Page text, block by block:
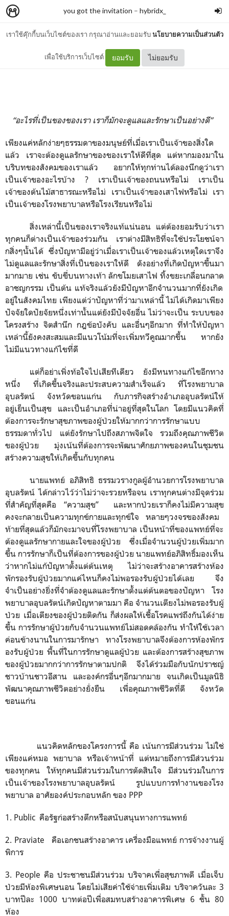
เราใช้คุ๊กกี้บนเว็บไซต์ของเรา กรุณาอ่านและยอมรับนโยบายความเป็นส่วนตัว
เพื่อใช้บริการเว็บไซต์ ยอมรับ ไม่ยอมรับ
you got the invitation – hybridx_
ฉันเป็นเจ้าของโรงพยาบาล
“อะไรที่เป็นของของเรา เราก็มักจะดูแลและรักษาเป็นอย่างดี”
เพียงแค่หลักง่ายๆธรรมดาของมนุษย์ที่เมื่อเราเป็นเจ้าของสิ่งใด
แล้ว
เราจะต้องดูแลรักษาของของเราให้ดีที่สุด
แต่หากมองมาใน
บริบทของสังคมของเราแล้ว
อยากให้ทุกท่านได้ลองนึกดูว่าเรา
เป็นเจ้าของอะไรบ้าง
? เราเป็นเจ้าของถนนหรือไม่
เราเป็น
เจ้าของต้นไม้สาธารณะหรือไม่
เราเป็นเจ้าของเสาไฟหรือไม่ เรา
เป็นเจ้าของโรงพยาบาลหรือโรงเรียนหรือไม่
สิ่งเหล่านี้เป็นของเราจริงแท้แน่นอน แต่ต้องยอมรับว่าเรา
ทุกคนก็ต่างเป็นเจ้าของร่วมกัน
เราต่างมีสิทธิที่จะใช้ประโยชน์จา
กสิ่งๆนั้นได้ ซึ่งปัญหามีอยู่ว่าเมื่อเราเป็นเจ้าของแล้วเหตุใดเราจึง
ไม่ดูแลและรักษาสิ่งที่เป็นของเราให้ดี
ดังอย่างที่เกิดปัญหาขึ้นมา
มากมาย เช่น ขับขี่บนทางเท้า ลักขโมยเสาไฟ ทิ้งขยะเกลื่อนกลาด
อาชญกรรม เป็นต้น แท้จริงแล้วยังมีปัญหาอีกจำนวนมากที่ยังเกิด
อยู่ในสังคมไทย เพียงแต่ว่าปัญหาที่ว่ามาเหล่านี้ ไม่ได้เกิดมาเพียง
ปัจจัยใดปัยจัยหนึ่งเท่านั้นแต่ยังมีปัจจัยอื่น ไม่ว่าจะเป็น ระบบของ
โครงสร้าง จิตสำนึก กฎข้อบังคับ และอื่นๆอีกมาก ที่ทำให้ปัญหา
เหล่านี้ยังคงสะสมและมีแนวโน้มที่จะเพิ่มทวีคูณมากขึ้น
หากยัง
ไม่มีแนวทางแก้ไขที่ดี
แต่ก็อย่าเพิ่งท้อใจไปเสียทีเดียว
ยังมีหนทางแก้ไขอีกทาง
หนึ่ง
ที่เกิดขึ้นจริงและประสบความสำเร็จแล้ว
ที่โรงพยาบาล
อุบลรัตน์
จังหวัดขอนแก่น
กับภารกิจสร้างอำเภออุบลรัตน์ให้
อยู่เย็นเป็นสุข
และเป็นอำเภอที่น่าอยู่ที่สุดในโลก โดยมีแนวคิดที่
ต้องการจะรักษาสุขภาพของผู้ป่วยให้มากกว่าการรักษาแบบ
ธรรมดาทั่วไป
แต่ยังรักษาไปถึงสภาพจิตใจ
รวมถึงคุณภาพชีวิต
ของผู้ป่วย
มุ่งเน้นที่ต้องการจะพัฒนาศักยภาพของคนในชุมชน
สร้างความสุขให้เกิดขึ้นกับทุกคน
นายแพทย์ อภิสิทธิ ธรรมวรางกูลผู้อำนวยการโรงพยาบาล
อุบลรัตน์ ได้กล่าวไว้ว่าไม่ว่าจะรวยหรือจน เราทุกคนต่างมีจุดร่วม
ที่สำคัญที่สุดคือ
“ความสุข”
และหากป่วยเราก็คงไม่มีความสุข
คงจะกลายเป็นความทุกข์กายและทุกข์ใจ
หลายๆวงจรของสังคม
ท้ายที่สุดแล้วก็มักจะมาจบที่โรงพยาบาล เป็นหน้าที่ของแพทย์ที่จะ
ต้องดูแลรักษากายและใจของผู้ป่วย
ซึ่งเมื่อจำนวนผู้ป่วยเพิ่มมาก
ขึ้น การรักษาก็เป็นที่ต้องการของผู้ป่วย นายแพทย์อภิสิทธิ์มองเห็น
ว่าหากไม่แก้ปัญหาตั้งแต่ต้นเหตุ
ไม่ว่าจะสร้างอาคารสร้างห้อง
พักรองรับผู้ป่วยมากแค่ไหนก็คงไม่พอรองรับผู้ป่วยได้เลย
จึง
จำเป็นอย่างยิ่งที่จำต้องดูแลและรักษาตั้งแต่ต้นตอของปัญหา
โรง
พยาบาลอุบลรัตน์เกิดปัญหาตามมา คือ จำนวนเตียงไม่พอรองรับผู้
ป่วย เมื่อเตียงของผู้ป่วยติดกัน ก็ส่งผลให้เชื้อโรคแพร่ถึงกันได้ง่าย
ขึ้น การรักษาผู้ป่วยกับจำนวนแพทย์ไม่สอดคล้องกัน ทำให้ใช้เวลา
ค่อนข้างนานในการมารักษา
ทางโรงพยาบาลจึงต้องการห้องพักร
องรับผู้ป่วย พื้นที่ในการรักษาดูแลผู้ป่วย และต้องการสร้างสุขภาพ
ของผู้ป่วยมากกว่าการรักษาตามปกติ
จึงได้ร่วมมือกับนักปราชญ์
ชาวบ้านชาวอีสาน
และองค์กรอื่นๆอีกมากมาย
จนเกิดเป็นมูลนิธิ
พัฒนาคุณภาพชีวิตอย่างยั่งยืน
เพื่อคุณภาพชีวิตที่ดี
จังหวัด
ขอนแก่น
แนวคิดหลักของโครงการนี้ คือ เน้นการมีส่วนร่วม ไม่ใช่
เพียงแค่หมอ พยาบาล หรือเจ้าหน้าที่ แต่หมายถึงการมีส่วนร่วม
ของทุกคน
ให้ทุกคนมีส่วนร่วมในการตัดสินใจ
มีส่วนร่วมในการ
เป็นเจ้าของโรงพยาบาลอุบลรัตน์
รูปแบบการทำงานของโรง
พยาบาล อาศัยองค์ประกอบหลัก ของ PPP
1 . Public คือรัฐก่อสร้างตึกหรือสนับสนุนทางการแพทย์
2. Praviate คือเอกชนสร้างอาคาร เครื่องมือแพทย์ การจ้างงานผู้
พิการ
3. People คือ ประชาชนมีส่วนร่วม บริจาคเพื่อสุขภาพดี เมื่อเจ็บ
ป่วยมีห้องพิเศษนอน โดยไม่เสียค่าใช้จ่ายเพิ่มเติม บริจาควันละ 3
บาทปีละ 1000บาทต่อปีเพื่อสมทบสร้างอาคารพิเศษ 6 ชั้น80
ห้อง